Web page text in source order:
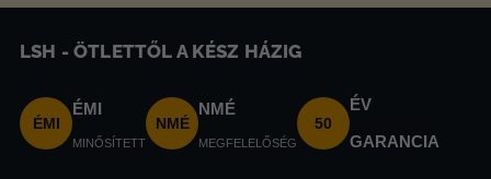
LSH - ÖTLETTŐL A KÉSZ HÁZIG
ÉMI
ÉMI
MINŐSÍTETT
NMÉ
NMÉ
MEGFELELŐSÉG
50
ÉV
GARANCIA